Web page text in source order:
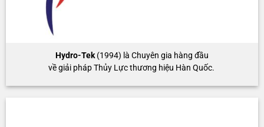
Hydro-Tek (1994) là Chuyên gia hàng đầu
về giải pháp Thủy Lực thương hiệu Hàn Quốc.